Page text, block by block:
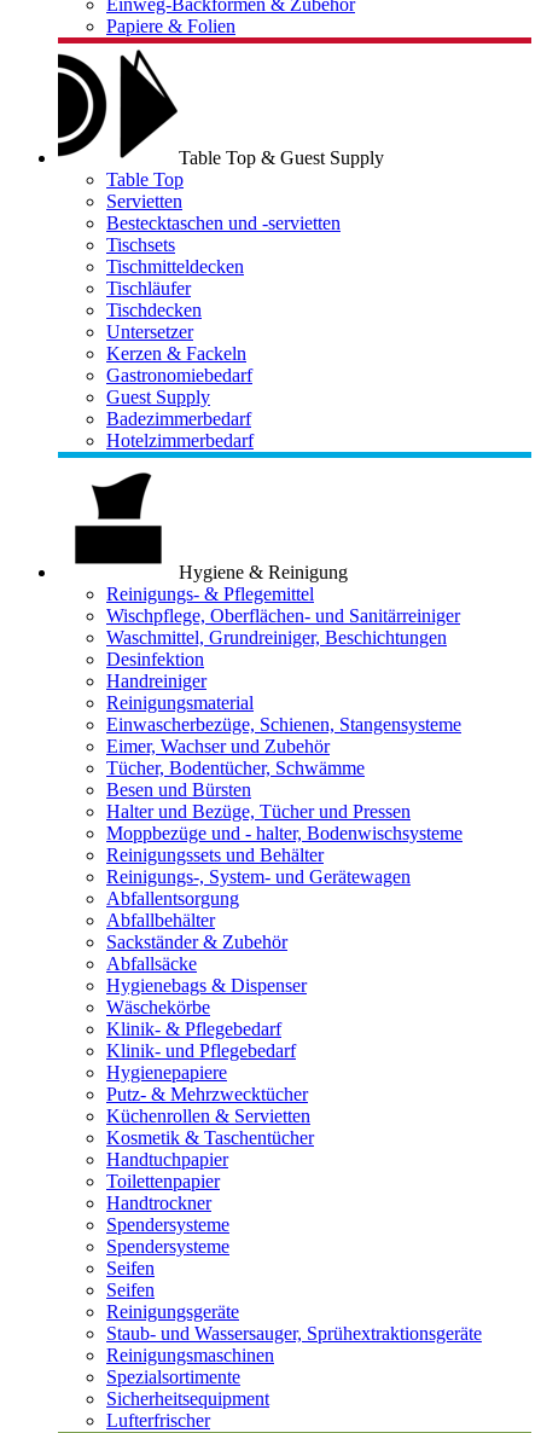
Einweg-Backformen & Zubehör
Papiere & Folien
Table Top & Guest Supply
Table Top
Servietten
Bestecktaschen und -servietten
Tischsets
Tischmitteldecken
Tischläufer
Tischdecken
Untersetzer
Kerzen & Fackeln
Gastronomiebedarf
Guest Supply
Badezimmerbedarf
Hotelzimmerbedarf
Hygiene & Reinigung
Reinigungs- & Pflegemittel
Wischpflege, Oberflächen- und Sanitärreiniger
Waschmittel, Grundreiniger, Beschichtungen
Desinfektion
Handreiniger
Reinigungsmaterial
Einwascherbezüge, Schienen, Stangensysteme
Eimer, Wachser und Zubehör
Tücher, Bodentücher, Schwämme
Besen und Bürsten
Halter und Bezüge, Tücher und Pressen
Moppbezüge und - halter, Bodenwischsysteme
Reinigungssets und Behälter
Reinigungs-, System- und Gerätewagen
Abfallentsorgung
Abfallbehälter
Sackständer & Zubehör
Abfallsäcke
Hygienebags & Dispenser
Wäschekörbe
Klinik- & Pflegebedarf
Klinik- und Pflegebedarf
Hygienepapiere
Putz- & Mehrzwecktücher
Küchenrollen & Servietten
Kosmetik & Taschentücher
Handtuchpapier
Toilettenpapier
Handtrockner
Spendersysteme
Spendersysteme
Seifen
Seifen
Reinigungsgeräte
Staub- und Wassersauger, Sprühextraktionsgeräte
Reinigungsmaschinen
Spezialsortimente
Sicherheitsequipment
Lufterfrischer